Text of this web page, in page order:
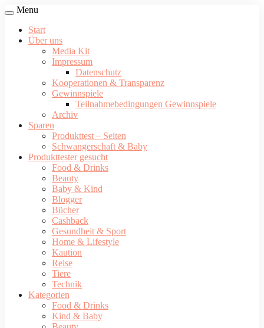
Menu
Start
Über uns
Media Kit
Impressum
Datenschutz
Kooperationen & Transparenz
Gewinnspiele
Teilnahmebedingungen Gewinnspiele
Archiv
Sparen
Produkttest – Seiten
Schwangerschaft & Baby
Produkttester gesucht
Food & Drinks
Beauty
Baby & Kind
Blogger
Bücher
Cashback
Gesundheit & Sport
Home & Lifestyle
Kaution
Reise
Tiere
Technik
Kategorien
Food & Drinks
Kind & Baby